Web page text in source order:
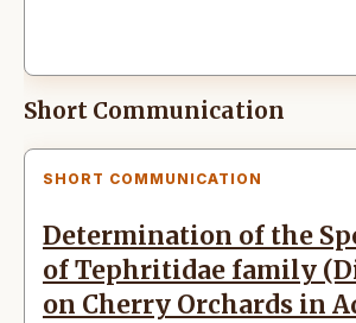
Short Communication
SHORT COMMUNICATION
Determination of the
of Tephritidae family
on Cherry Orchards in